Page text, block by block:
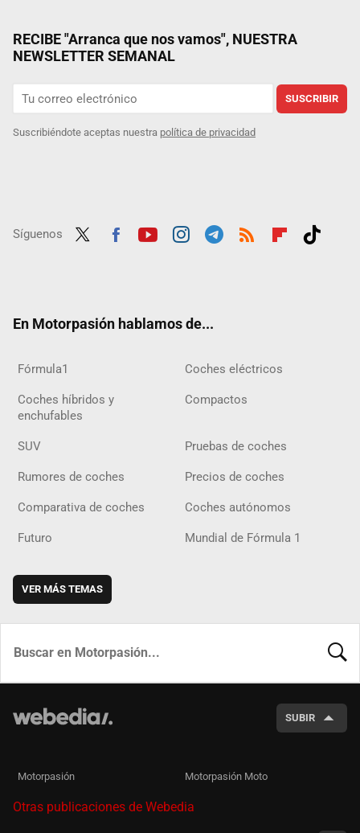
RECIBE "Arranca que nos vamos", NUESTRA
NEWSLETTER SEMANAL
SUSCRIBIR
Suscribiéndote aceptas nuestra política de privacidad
Síguenos
En Motorpasión hablamos de...
Fórmula1 Coches eléctricos
Coches híbridos y
enchufables
Compactos
SUV Pruebas de coches
Rumores de coches Precios de coches
Comparativa de coches Coches autónomos
Futuro Mundial de Fórmula 1
VER MÁS TEMAS
SUBIR
Motorpasión Motorpasión Moto
Otras publicaciones de Webedia